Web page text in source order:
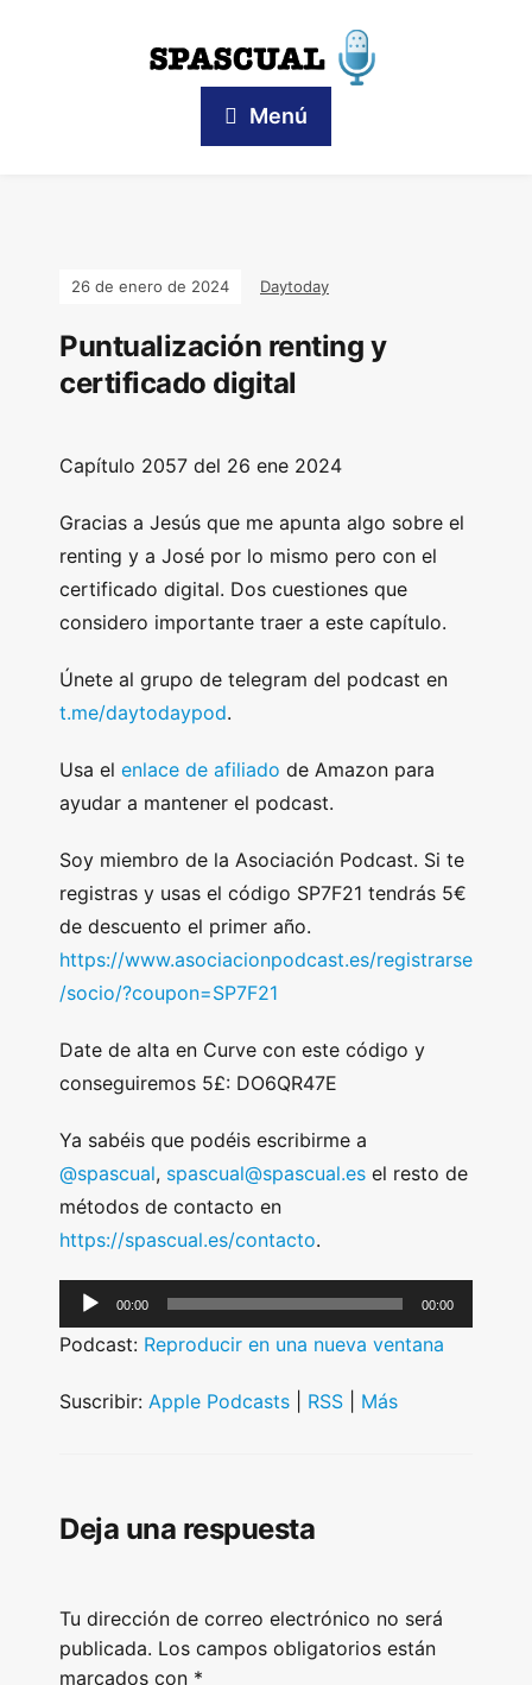
Menú
26 de enero de 2024 Daytoday
Puntualización renting y
certificado digital
Capítulo 2057 del 26 ene 2024
Gracias a Jesús que me apunta algo sobre el
renting y a José por lo mismo pero con el
certificado digital. Dos cuestiones que
considero importante traer a este capítulo.
Únete al grupo de telegram del podcast en
t.me/daytodaypod.
Usa el enlace de afiliado de Amazon para
ayudar a mantener el podcast.
Soy miembro de la Asociación Podcast. Si te
registras y usas el código SP7F21 tendrás 5€
de descuento el primer año.
https://www.asociacionpodcast.es/registrarse
/socio/?coupon=SP7F21
Date de alta en Curve con este código y
conseguiremos 5£: DO6QR47E
Ya sabéis que podéis escribirme a
@spascual, spascual@spascual.es el resto de
métodos de contacto en
https://spascual.es/contacto.
u
i
a
r
00:00 00:00
Podcast: Reproducir en una nueva ventana
Suscribir: Apple Podcasts RSS Más
Deja una respuesta
Tu dirección de correo electrónico no será
publicada. Los campos obligatorios están
marcados con *